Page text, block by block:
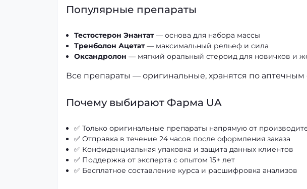
Популярные препараты
Тестостерон Энантат— основа для набора массы
Тренболон Ацетат— максимальный рельеф и сила
Оксандролон — мягкий оральный стероид для новичков и
Все препараты — оригинальные, хранятся по
Почему выбирают Фарма UA
✅ Только оригинальные препараты напрямую от
✅ Отправка в течение 24 часов после оформления заказа
✅ Конфиденциальная упаковка и защита данных клиентов
✅ Поддержка от эксперта с опытом 15+ лет
✅ Бесплатное составление курса и расшифровка анализов